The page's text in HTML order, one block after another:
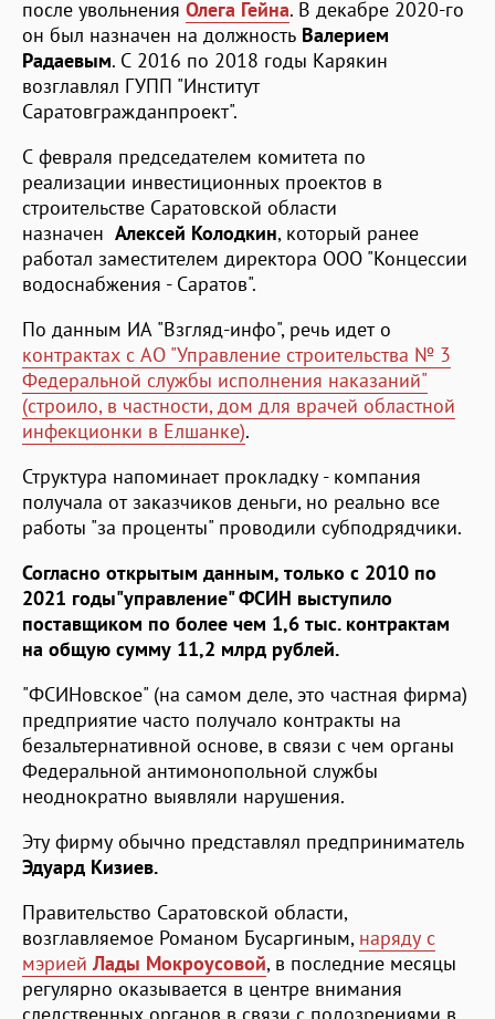
после увольнения Олега Гейна. В декабре 2020-го
он был назначен на должность Валерием
Радаевым. С 2016 по 2018 годы Карякин
возглавлял ГУПП "Институт
Саратовгражданпроект".
С февраля председателем комитета по
реализации инвестиционных проектов в
строительстве Саратовской области
назначен Алексей Колодкин, который ранее
работал заместителем директора ООО "Концессии
водоснабжения - Саратов".
По данным ИА "Взгляд-инфо", речь идет о
контрактах с АО "Управление строительства № 3
Федеральной службы исполнения наказаний"
(строило, в частности, дом для врачей областной
инфекционки в Елшанке).
Структура напоминает прокладку - компания
получала от заказчиков деньги, но реально все
работы "за проценты" проводили субподрядчики.
Согласно открытым данным, только с 2010 по
2021 годы"управление" ФСИН выступило
поставщиком по более чем 1,6 тыс. контрактам
на общую сумму 11,2 млрд рублей.
"ФСИНовское" (на самом деле, это частная фирма)
предприятие часто получало контракты на
безальтернативной основе, в связи с чем органы
Федеральной антимонопольной службы
неоднократно выявляли нарушения.
Эту фирму обычно представлял предприниматель
Эдуард Кизиев.
Правительство Саратовской области,
возглавляемое Романом Бусаргиным, наряду с
мэрией Лады Мокроусовой, в последние месяцы
регулярно оказывается в центре внимания
следственных органов в связи с подозрениями в